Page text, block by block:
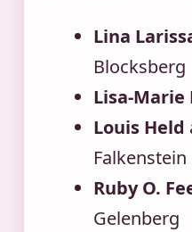
Lina
Blocksberg
Lisa-Marie
Louis Held
Falkenstein
Ruby O.
Gelenberg